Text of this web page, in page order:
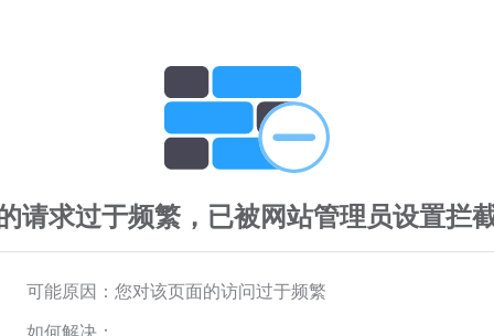
请求过于频繁，已被网站管理员设置拦
可能原因：您对该页面的访问过于频繁
如何解决：